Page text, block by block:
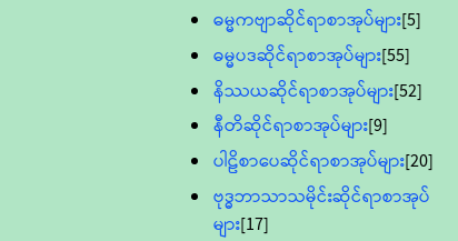
ဓမ္မကဗျာဆိုင်ရာစာအုပ်များ[5]
ဓမ္မပဒဆိုင်ရာစာအုပ်များ[55]
နိဿယဆိုင်ရာစာအုပ်များ[52]
နီတိဆိုင်ရာစာအုပ်များ[9]
ပါဠိစာပေဆိုင်ရာစာအုပ်များ[20]
ဗုဒ္ဓဘာသာသမိုင်းဆိုင်ရာစာအုပ်
များ[17]